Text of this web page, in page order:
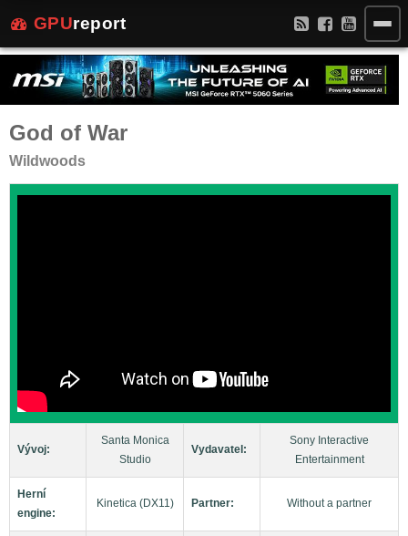
GPUreport
God of War
Wildwoods
Vývoj:
Santa Monica
Studio
Vydavatel:
Sony Interactive
Entertainment
Herní
engine:
Kinetica (DX11) Partner: Without a partner